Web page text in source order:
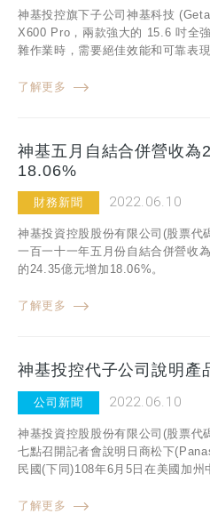
神基投控旗下子公司神基科技
X600 Pro，兩款強大的 15.6 吋全
雜作業時，需要絕佳效能和可靠表
了解更多
神基五月自結合併營收為
18.06%
財務新聞 2022.06.10
神基投資控股股份有限公司(股票
一百一十一年五月份自結合併營收
的24.35億元增加18.06%。
了解更多
神基投控代子公司說明產
公司新聞 2022.06.10
神基投資控股股份有限公司(股票代
七點召開記者會說明日商松下
民國(下同)108年6月5日在美國加
了解更多